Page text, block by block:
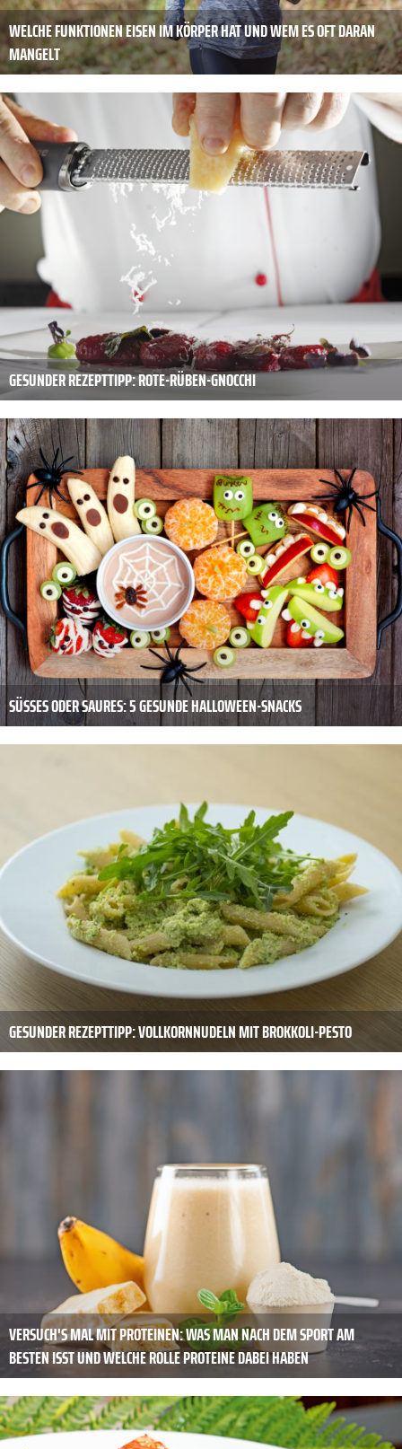
WELCHE FUNKTIONEN EISEN IM KÖRPER HAT UND WEM ES OFT DARAN
MANGELT
GESUNDER REZEPTTIPP: ROTE-RÜBEN-­GNOCCHI
SÜSSES ODER SAURES: 5 GESUNDE HALLOWEEN-SNACKS
GESUNDER REZEPTTIPP: VOLLKORNNUDELN MIT BROKKOLI-PESTO
VERSUCH'S MAL MIT PROTEINEN: WAS MAN NACH DEM SPORT AM
BESTEN ISST UND WELCHE ROLLE PROTEINE DABEI HABEN